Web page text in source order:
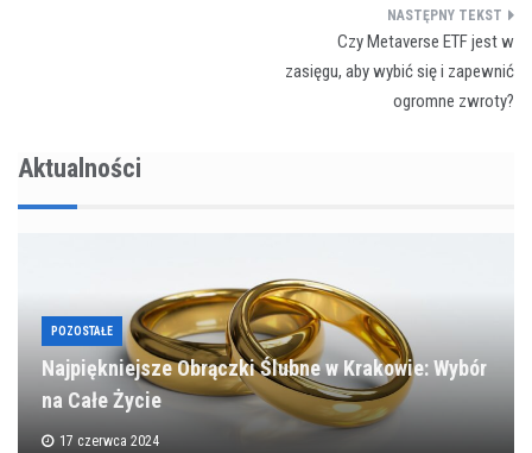
Czy Metaverse ETF jest w
zasięgu, aby wybić się i zapewnić
ogromne zwroty?
Aktualności
POZOSTAŁE
Najpiękniejsze Obrączki Ślubne w Krakowie: Wybór
na Całe Życie
17 czerwca 2024